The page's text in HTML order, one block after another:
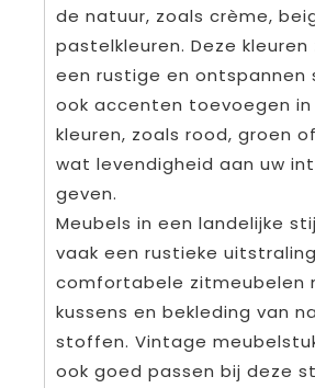
de natuur, zoals crème,
pastelkleuren. Deze
een rustige en ontspannen
ook accenten toevoegen in
kleuren, zoals rood, groen
wat levendigheid aan uw
geven.
Meubels in een landelijke
vaak een rustieke
comfortabele zitmeubelen
kussens en bekleding van
stoffen. Vintage
ook goed passen bij deze